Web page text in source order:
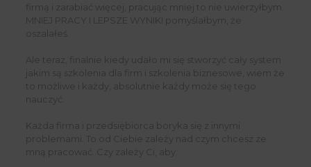
firmą i zarabiać więcej, pracując mniej to nie uwierzyłbym.
MNIEJ PRACY I LEPSZE WYNIKI pomyślałbym, że
oszalałeś.
Ale teraz, finalnie kiedy udało mi się stworzyć cały system
jakim są szkolenia dla firm i szkolenia biznesowe, wiem że
to możliwe i każdy, absolutnie każdy może się tego
nauczyć.
Każda firma i przedsiębiorca boryka się z innymi
problemami. To od Ciebie zależy nad czym chcesz ze
mną pracować. Czy zależy Ci, aby: